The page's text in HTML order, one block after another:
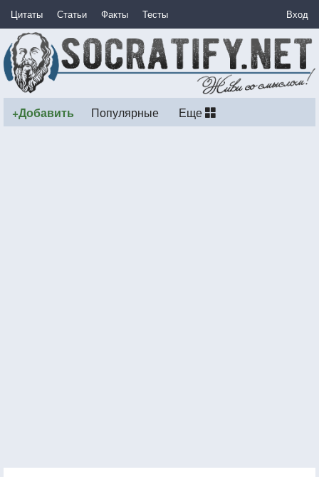
Цитаты Статьи Факты Тесты Вход
+Добавить Популярные Еще